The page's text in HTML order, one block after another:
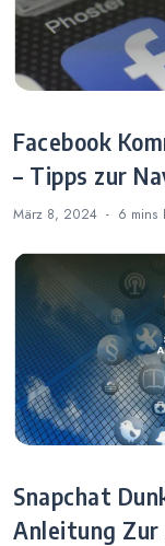
Facebook
– Tipps zur
März 8, 2024 6 mins
Snapchat
Anleitung Zur